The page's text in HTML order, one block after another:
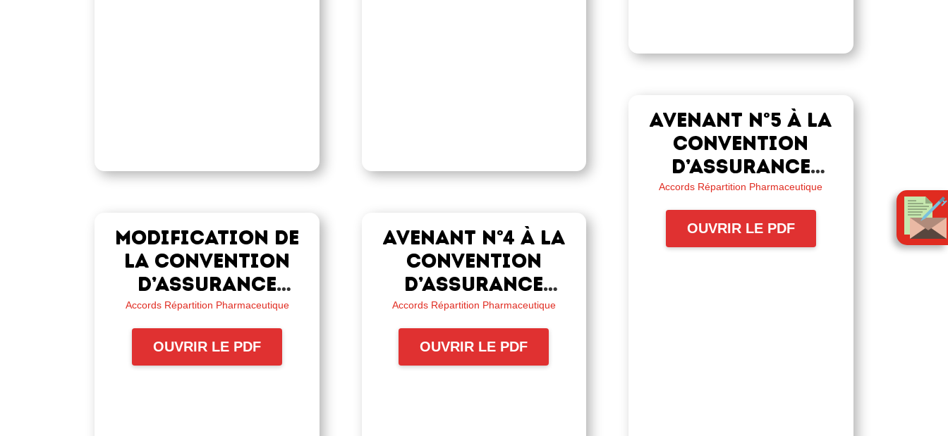
Modification de
la convention
d’assurance
collective –
Régime actifs
Accords Répartition Pharmaceutique
OUVRIR LE PDF
Avenant n°4 à la
convention
d’assurance
collective –
Référence 9PFM
Accords Répartition Pharmaceutique
OUVRIR LE PDF
Avenant n°5 à la
convention
d’assurance
collective –
Régime actifs
Accords Répartition Pharmaceutique
OUVRIR LE PDF